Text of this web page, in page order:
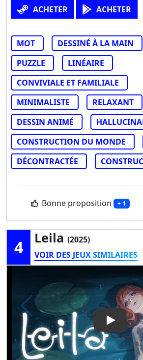
ACHETER ACHETER
MOT DESSINÉ À LA MAIN
PUZZLE
LINÉAIRE
CONVIVIALE ET FAMILIALE
MINIMALISTE
RELAXANT
DESSIN ANIMÉ
CONSTRUCTION DU MONDE
DÉCONTRACTÉE
Bonne proposition + 1
4 Leila (2025)
VOIR DES JEUX SIMILAIRES
Play